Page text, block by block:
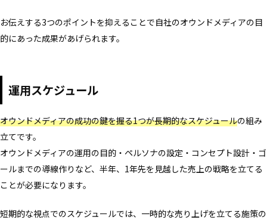
お伝えする3つのポイントを抑えることで自社のオウンドメディアの目
的にあった成果があげられます。
運用スケジュール
オウンドメディアの成功の鍵を握る1つが長期的なスケジュールの組み
立てです。
オウンドメディアの運用の目的・ペルソナの設定・コンセプト設計・ゴ
ールまでの導線作りなど、半年、1年先を見越した売上の戦略を立てる
ことが必要になります。
短期的な視点でのスケジュールでは、一時的な売り上げを立てる施策の